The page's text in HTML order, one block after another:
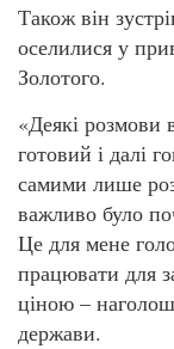
Також він
оселилися у
Золотого.
«Деякі
готовий і далі
самими лише
важливо було
Це для мене
працювати для
ціною –
держави.